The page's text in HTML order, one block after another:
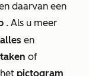
daarvan een
. Als u meer
en
of
pictogram